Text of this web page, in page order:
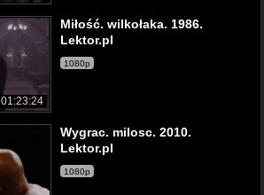
01:23:24
Miłość. wilkołaka. 1986.
Lektor.pl
1080p
Wygrac. milosc. 2010.
Lektor.pl
1080p